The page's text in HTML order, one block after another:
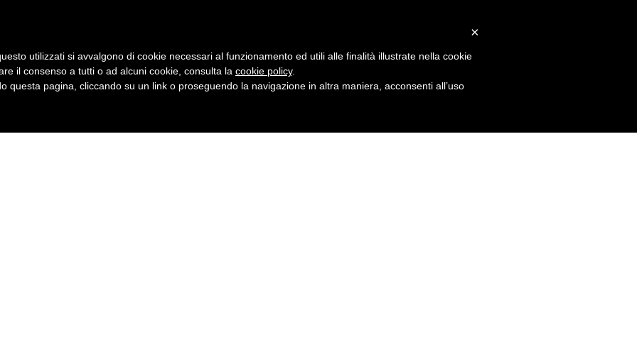
in uso.
×
utilizzati si avvalgono di cookie necessari al funzionamento ed utili alle finalità illustrate nella cookie
il consenso a tutti o ad alcuni cookie, consulta la cookie policy.
questa pagina, cliccando su un link o proseguendo la navigazione in altra maniera, acconsenti all’uso